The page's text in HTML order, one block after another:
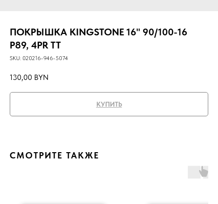
ПОКРЫШКА KINGSTONE 16" 90/100-16
P89, 4PR TT
SKU: 020216-946-5074
130,00 BYN
КУПИТЬ
СМОТРИТЕ ТАКЖЕ